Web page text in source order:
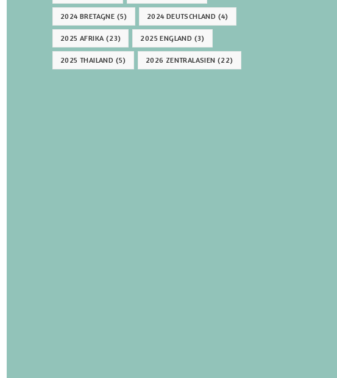
2024 BRETAGNE (5) 2024 DEUTSCHLAND (4)
2025 AFRIKA(23) 2025 ENGLAND (3)
2025 THAILAND (5) 2026 ZENTRALASIEN (22)